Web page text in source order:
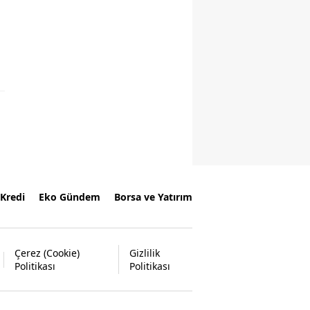
Kredi Eko Gündem Borsa ve Yatırım
Çerez (Cookie)
Politikası
Gizlilik
Politikası